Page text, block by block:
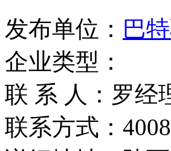
发布单位： 巴
企业类型：
联 系 人：罗经
联系方式：